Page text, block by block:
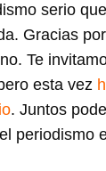
serio
Gracias
Te
esta vez
. Juntos
periodismo